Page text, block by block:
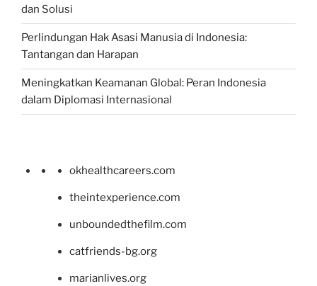
dan Solusi
Perlindungan Hak Asasi Manusia di Indonesia:
Tantangan dan Harapan
Meningkatkan Keamanan Global: Peran Indonesia
dalam Diplomasi Internasional
okhealthcareers.com
theintexperience.com
unboundedthefilm.com
catfriends-bg.org
marianlives.org